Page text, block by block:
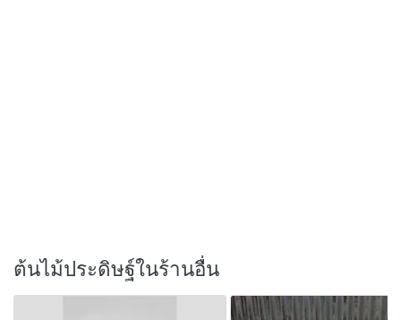
ต้นไม้ประดิษฐ์ในร้านอื่น